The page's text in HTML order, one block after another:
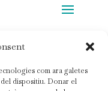
com ara galetes
dispositiu. Donar el